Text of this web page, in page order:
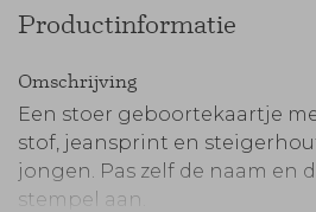
Productinformatie
Omschrijving
Een stoer geboortekaartje
stof, jeansprint en
jongen. Pas zelf de naam en
stempel aan.